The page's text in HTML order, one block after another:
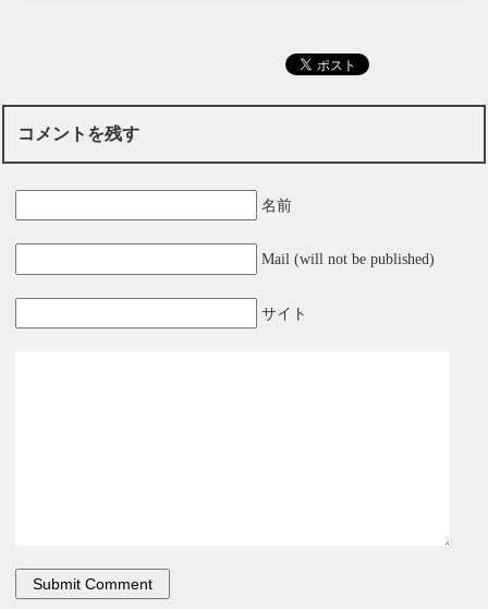
コメントを残す
名前
Mail (will not be published)
サイト